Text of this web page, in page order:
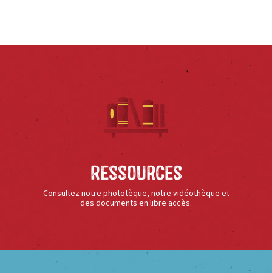
Ressources
Consultez notre phototèque, notre vidéothèque et
des documents en libre accès.